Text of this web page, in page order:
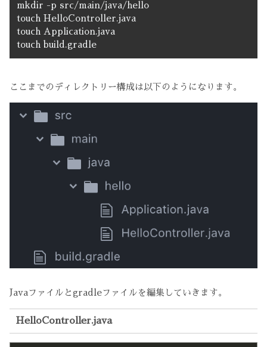
mkdir -p src/main/java/hello
touch HelloController.java
touch Application.java
touch build.gradle
ここまでのディレクトリー構成は以下のようになります。
Javaファイルとgradleファイルを編集していきます。
HelloController.java